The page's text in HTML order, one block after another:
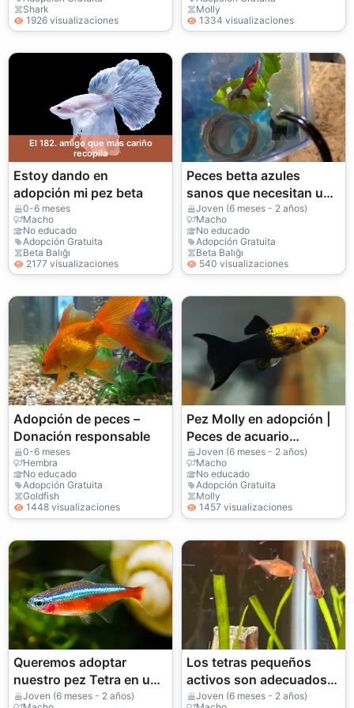
Shark
1926 visualizaciones
Molly
1334 visualizaciones
El 182. amigo que más cariño
recopila
Estoy dando en
adopción mi pez beta
0-6 meses
Macho
No educado
Adopción Gratuita
Beta Balığı
2177 visualizaciones
Peces betta azules
sanos que necesitan un
acuario debidamente
preparado
Joven (6 meses - 2 años)
Macho
No educado
Adopción Gratuita
Beta Balığı
540 visualizaciones
Adopción de peces –
Donación responsable
0-6 meses
Hembra
No educado
Adopción Gratuita
Goldfish
1448 visualizaciones
Pez Molly en adopción |
Peces de acuario
amigables
Joven (6 meses - 2 años)
Macho
No educado
Adopción Gratuita
Molly
1457 visualizaciones
Queremos adoptar
nuestro pez Tetra en un
entorno adecuado.
Joven (6 meses - 2 años)
Los tetras pequeños
activos son adecuados
para mantenerlos en
Joven (6 meses - 2 años)